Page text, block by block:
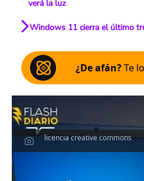
verá la luz
Windows 11 cierra el último
¿De afán?Te
licencia creative commons